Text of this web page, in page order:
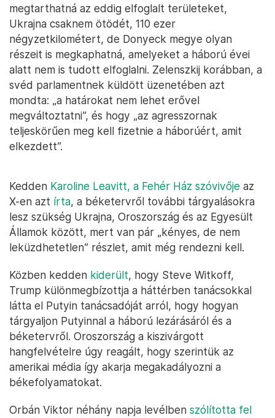
megtarthatná az eddig elfoglalt területeket,
Ukrajna csaknem ötödét, 110 ezer
négyzetkilométert, de Donyeck megye olyan
részeit is megkaphatná, amelyeket a háború évei
alatt nem is tudott elfoglalni. Zelenszkij korábban, a
svéd parlamentnek küldött üzenetében azt
mondta: „a határokat nem lehet erővel
megváltoztatni”, és hogy „az agresszornak
teljeskörűen meg kell fizetnie a háborúért, amit
elkezdett”.
Kedden Karoline Leavitt, a Fehér Ház szóvivője az
X-en azt írta, a béketervről további tárgyalásokra
lesz szükség Ukrajna, Oroszország és az Egyesült
Államok között, mert van pár „kényes, de nem
leküzdhetetlen” részlet, amit még rendezni kell.
Közben kedden kiderült, hogy Steve Witkoff,
Trump különmegbízottja a háttérben tanácsokkal
látta el Putyin tanácsadóját arról, hogy hogyan
tárgyaljon Putyinnal a háború lezárásáról és a
béketervről. Oroszország a kiszivárgott
hangfelvételre úgy reagált, hogy szerintük az
amerikai média így akarja megakadályozni a
békefolyamatokat.
Orbán Viktor néhány napja levélben szólította fel